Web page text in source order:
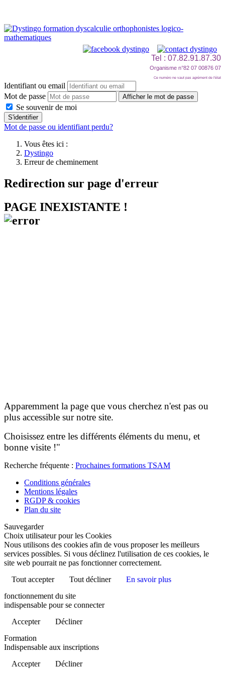
Tel : 07.82.91.87.30
Organisme n°82 07 00876 07
Ce numéro ne vaut pas agrément de l'état
Identifiant ou email
Mot de passe
Afficher le mot de passe
Se souvenir de moi
S'identifier
Mot de passe ou identifiant perdu?
Vous êtes ici :
Dystingo
Erreur de cheminement
Redirection sur page d'erreur
PAGE INEXISTANTE !
Apparemment la page que vous cherchez n'est pas ou
plus accessible sur notre site.
Choisissez entre les différents éléments du menu, et
bonne visite !"
Recherche fréquente : Prochaines formations TSAM
Conditions générales
Mentions légales
RGDP & cookies
Plan du site
Sauvegarder
Choix utilisateur pour les Cookies
Nous utilisons des cookies afin de vous proposer les meilleurs
services possibles. Si vous déclinez l'utilisation de ces cookies, le
site web pourrait ne pas fonctionner correctement.
Tout accepter
Tout décliner
En savoir plus
fonctionnement du site
indispensable pour se connecter
Accepter
Décliner
Formation
Indispensable aux inscriptions
Accepter
Décliner